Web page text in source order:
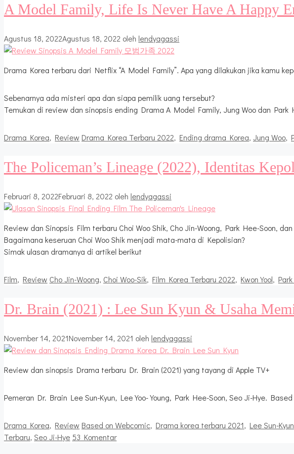
A Model Family, Life Is Never Have A Happy
Agustus 18, 2022Agustus 18, 2022 oleh lendyagassi
Drama Korea terbaru dari Netflix “A Model Family”. Apa yang dilakukan jika kamu
Sebenarnya ada misteri apa dan siapa pemilik uang tersebut?
Temukan di review dan sinopsis ending Drama A Model Family, Jung Woo dan Park
Kategori
Drama Korea, Review Tag
Drama Korea Terbaru 2022, Ending drama Korea, Jung Woo,
The Policeman’s Lineage (2022), Identitas
Februari 8, 2022Februari 8, 2022 oleh lendyagassi
Review dan Sinopsis Film terbaru Choi Woo Shik, Cho Jin-Woong, Park Hee-Soon, dan
Bagaimana keseruan Choi Woo Shik menjadi mata-mata di Kepolisian?
Simak ulasan dramanya di artikel berikut
Kategori
Film, Review Tag
Cho Jin-Woong, Choi Woo-Sik, Film Korea Terbaru 2022, Kwon Yool,
Dr. Brain (2021) : Lee Sun Kyun & Usaha
November 14, 2021November 14, 2021 oleh lendyagassi
Review dan sinopsis Drama terbaru Dr. Brain (2021) yang tayang di Apple TV+
Pemeran Dr. Brain Lee Sun-Kyun, Lee Yoo-Young, Park Hee-Soon, Seo Ji-Hye.
Kategori
Drama Korea, Review Tag
Based on Webcomic, Drama korea terbaru 2021, Lee Sun-Kyun
Terbaru, Seo Ji-Hye 53 Komentar